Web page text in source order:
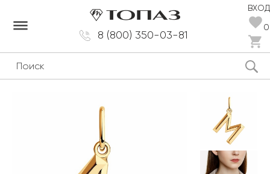
8 (800) 350-03-81
ВХОД
0
dehaze